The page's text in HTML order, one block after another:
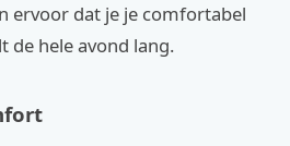
ervoor dat je je comfortabel
de hele avond lang.